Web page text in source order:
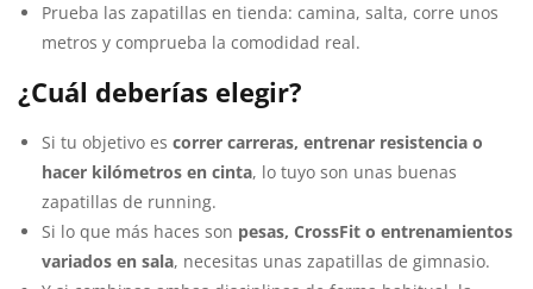
Prueba las zapatillas en tienda: camina, salta, corre unos
metros y comprueba la comodidad real.
¿Cuál deberías elegir?
Si tu objetivo es correr carreras, entrenar resistencia o
hacer kilómetros en cinta, lo tuyo son unas buenas
zapatillas de running.
Si lo que más haces son pesas, CrossFit o entrenamientos
variados en sala, necesitas unas zapatillas de gimnasio.